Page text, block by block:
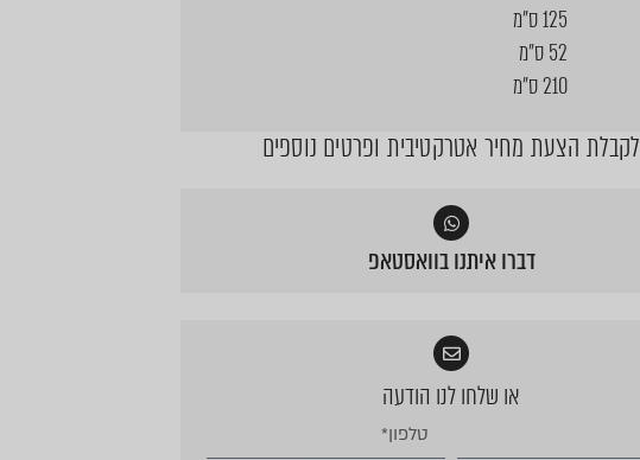
125 ס"מ
52 ס"מ
210 ס"מ
לקבלת הצעת מחיר אטרקטיבית ופרטים נוספים
דברו איתנו בוואסטאפ
או שלחו לנו הודעה